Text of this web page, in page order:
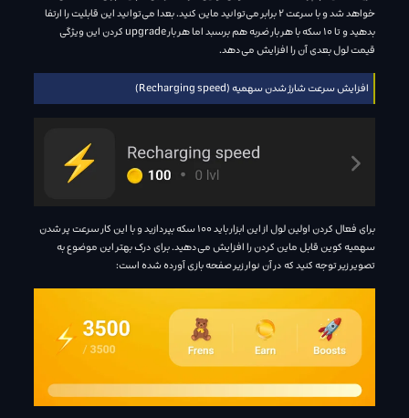
خواهد شد و با سرعت 2 برابر می‌توانید ماین کنید. بعدا می‌توانید این قابلیت را ارتفا
بدهید و تا 10 سکه با هر بار ضربه هم برسبد اما هر بار upgrade کردن این ویژگی
قیمت لول بعدی آن را افزایش می‌دهد.
افزایش سرعت شارژ شدن سهمیه (Recharging speed)
برای فعال کردن اولین لول از این ابزار باید 100 سکه بپردازید و با این کار سرعت پر شدن
سهمیه کوین قابل ماین کردن را افزایش می‌دهید. برای درک بهتر این موضوع به
تصویر زیر توجه کنید که در آن نوار زیر صفحه بازی آورده شده است: